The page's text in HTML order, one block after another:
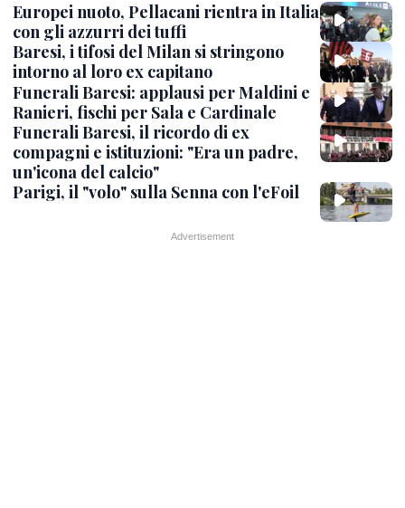
Europei nuoto, Pellacani rientra in Italia
con gli azzurri dei tuffi
Baresi, i tifosi del Milan si stringono
intorno al loro ex capitano
Funerali Baresi: applausi per Maldini e
Ranieri, fischi per Sala e Cardinale
Funerali Baresi, il ricordo di ex
compagni e istituzioni: "Era un padre,
un'icona del calcio"
Parigi, il "volo" sulla Senna con l'eFoil